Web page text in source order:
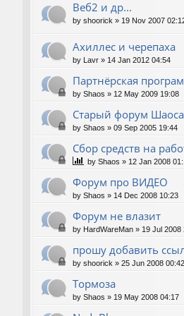
Веб2 и др...
by shoorick » 19 Nov 2007
Ахиллес и черепаха
by Lavr » 14 Jan 2012 04:54
Партнёрская
by Shaos » 12 May 2009 19:08
Старый форум Шаоса
by Shaos » 09 Sep 2005 19:44
Сбор средств на
by Shaos » 12 Jan 2008
Форум про ВИДЕО
by Shaos » 14 Dec 2008 10:23
Форум не влазит
by HardWareMan » 19 Jul 2008
прошу добавить
by shoorick » 25 Jun 2008 00:42
Тормоза
by Shaos » 19 May 2008 04:17